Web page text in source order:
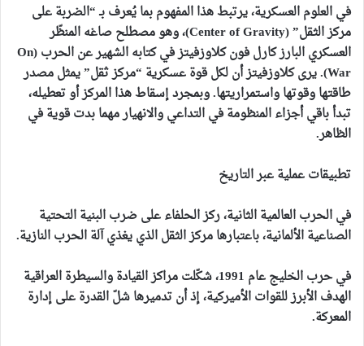
في العلوم العسكرية، يرتبط هذا المفهوم بما يُعرف بـ “الضربة على
مركز الثقل” (Center of Gravity)، وهو مصطلح صاغه المنظّر
العسكري البارز كارل فون كلاوزفيتز في كتابه الشهير عن الحرب (On
War). يرى كلاوزفيتز أن لكل قوة عسكرية “مركز ثقل” يمثل مصدر
طاقتها وقوتها واستمراريتها. وبمجرد إسقاط هذا المركز أو تعطيله،
تبدأ باقي أجزاء المنظومة في التداعي والانهيار مهما بدت قوية في
الظاهر.
تطبيقات عملية عبر التاريخ
في الحرب العالمية الثانية، ركز الحلفاء على ضرب البنية التحتية
الصناعية الألمانية، باعتبارها مركز الثقل الذي يغذي آلة الحرب النازية.
في حرب الخليج عام 1991، شكّلت مراكز القيادة والسيطرة العراقية
الهدف الأبرز للقوات الأميركية، إذ أن تدميرها شلّ القدرة على إدارة
المعركة.